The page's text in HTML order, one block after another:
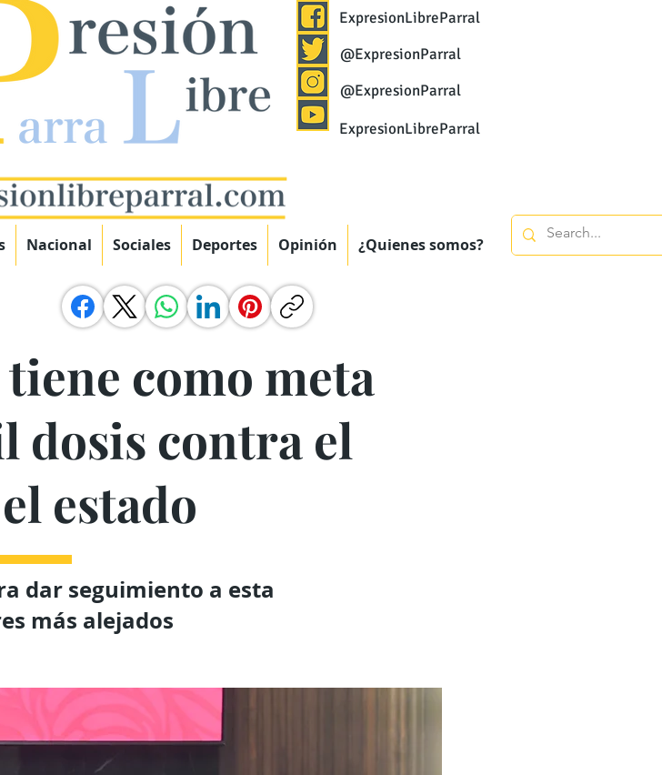
ExpresionLibreParral
@ExpresionParral
@ExpresionParral
ExpresionLibreParral
Nacional Sociales Deportes Opinión ¿Quienes somos?
como meta
dosis contra el
estado
dar seguimiento a esta
más alejados